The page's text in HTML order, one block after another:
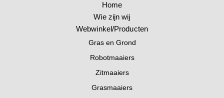
Home
Wie zijn wij
Webwinkel/Producten
Gras en Grond
Robotmaaiers
Zitmaaiers
Grasmaaiers